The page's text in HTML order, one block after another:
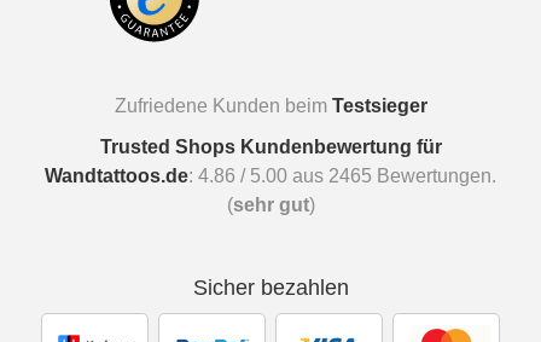
Zufriedene Kunden beim Testsieger
Trusted Shops Kundenbewertung für
Wandtattoos.de: 4.86 / 5.00 aus 2465 Bewertungen.
(sehr gut)
Sicher bezahlen